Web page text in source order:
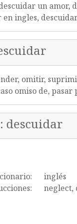
un amor,
ingles,
omitir,
omiso de, pasar
descuidar
inglés
neglect,